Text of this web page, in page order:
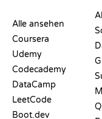
Alle ansehen
Coursera
Udemy
Codecademy
DataCamp
LeetCode
Boot.dev